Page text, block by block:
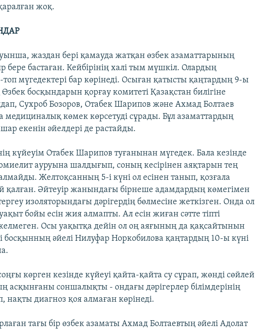
жоқ.
жаздан бері қамауда жатқан өзбек азаматтарының
бере бастаған. Кейбірінің халі тым мүшкіл. Олардың
топ мүгедектері бар көрінеді. Осыған қатысты қаңтардың 9-ы
босқындарын қорғау комитеті Қазақстан билігіне
Сухроб Бозоров, Отабек Шарипов және Ахмад Болтаев
медициналық көмек көрсетуді сұрады. Бұл азаматтардың
екенін әйелдері де растайды.
күйеуім Отабек Шарипов туғанынан мүгедек. Бала кезінде
ауруына шалдығып, соның кесірінен аяқтарын тең
Желтоқсанның 5-і күні ол есінен танып, қозғала
қалған. Әйтеуір жанындағы бірнеше адамдардың көмегімен
изоляторындағы дәрігердің бөлмесіне жеткізген. Онда ол
бойы есін жия алмапты. Ал есін жиған сәтте тіпті
Осы уақытқа дейін ол оң аяғының да қақсайтынын
босқынның әйелі Нилуфар Норкобилова қаңтардың 10-ы күні
көрген кезінде күйеуі қайта-қайта су сұрап, жөнді сөйлей
асқынғаны соншалықты - ондағы дәрігерлер білімдерінің
нақты диагноз қоя алмаған көрінеді.
тағы бір өзбек азаматы Ахмад Болтаевтың әйелі Адолат